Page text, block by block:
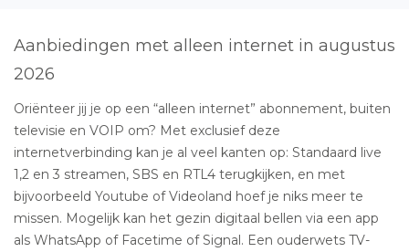
Aanbiedingen met alleen internet in augustus
2026
Oriënteer jij je op een “alleen internet” abonnement, buiten
televisie en VOIP om? Met exclusief deze
internetverbinding kan je al veel kanten op: Standaard live
1,2 en 3 streamen, SBS en RTL4 terugkijken, en met
bijvoorbeeld Youtube of Videoland hoef je niks meer te
missen. Mogelijk kan het gezin digitaal bellen via een app
als WhatsApp of Facetime of Signal. Een ouderwets TV-